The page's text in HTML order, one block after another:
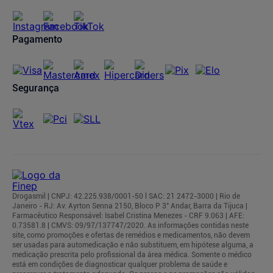
Pagamento
Segurança
Drogasmil | CNPJ: 42.225.938/0001-50 l SAC: 21 2472-3000 | Rio de
Janeiro - RJ: Av. Ayrton Senna 2150, Bloco P 3° Andar, Barra da Tijuca |
Farmacêutico Responsável: Isabel Cristina Menezes - CRF 9.063 | AFE:
0.73581.8 | CMVS: 09/97/137747/2020. As informações contidas neste
site, como promoções e ofertas de remédios e medicamentos, não devem
ser usadas para automedicação e não substituem, em hipótese alguma, a
medicação prescrita pelo profissional da área médica. Somente o médico
está em condições de diagnosticar qualquer problema de saúde e